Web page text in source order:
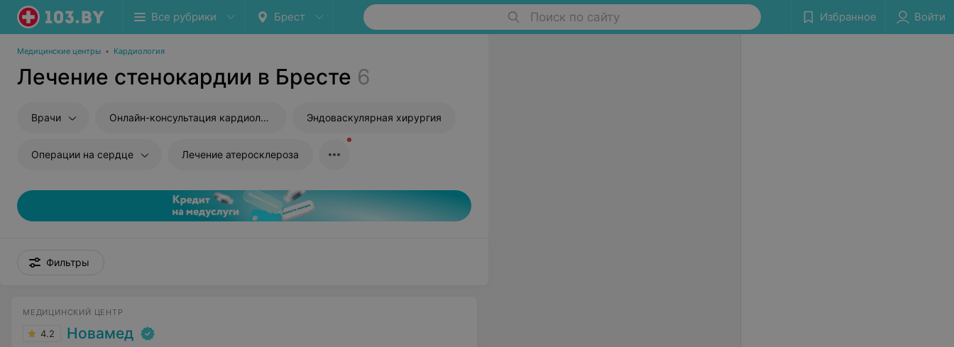
Все рубрики Брест Поиск по сайту Избранное Войти
Медицинские центры • Кардиология
Лечение стенокардии в Бресте 6
Врачи Онлайн-консультация кардиолога Эндоваскулярная хирургия
Операции на сердце Лечение атеросклероза
Фильтры
МЕДИЦИНСКИЙ ЦЕНТР
4.2 Новамед